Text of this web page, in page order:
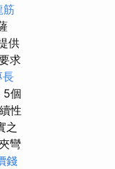
筋
供
求
長
5個
性
之
彎
錢